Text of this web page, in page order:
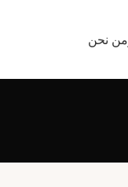
من نحن